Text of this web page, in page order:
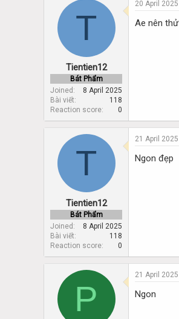
T
Tientien12
Bát Phẩm
Joined
8 April 2025
Bài viết
118
Reaction score
0
20 April 2025
Ae nên thử
T
Tientien12
Bát Phẩm
Joined
8 April 2025
Bài viết
118
Reaction score
0
21 April 2025
Ngon đẹp
P
21 April 2025
Ngon